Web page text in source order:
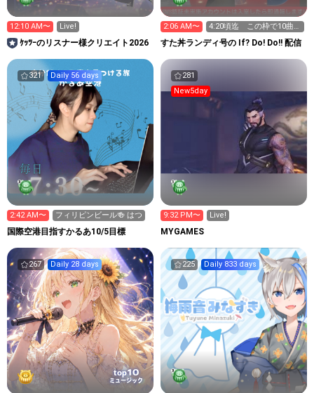
12:10 AM〜 Live!
ｹｯﾂｰのリスナー様クリエイト2026
2:06 AM〜
4:20頃迄 この枠で10曲歌
いきります
すた丼ランディ号の If? Do! Do!! 配信
321 Daily 56 days
2:42 AM〜 フィリピンビール🍻 はつ
国際空港目指すかるあ10/5目標
281
New5day
9:32 PM〜 Live!
MYGAMES
267 Daily 28 days
top10
ミュージック
225 Daily 833 days